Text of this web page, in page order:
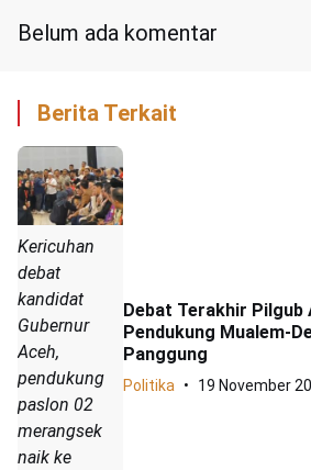
Belum ada komentar
Berita Terkait
Kericuhan
debat
kandidat
Gubernur
Aceh,
pendukung
paslon 02
merangsek
naik ke
Debat Terakhir Pilgub
Pendukung Mualem-
Panggung
Politika 19 November